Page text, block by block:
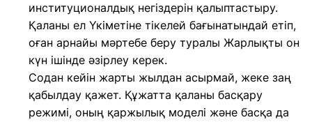
институционалдық негіздерін қалыптастыру.
Қаланы ел Үкіметіне тікелей бағынатындай етіп,
оған арнайы мәртебе беру туралы Жарлықты он
күн ішінде әзірлеу керек.
Содан кейін жарты жылдан асырмай, жеке заң
қабылдау қажет. Құжатта қаланы басқару
режимі, оның қаржылық моделі және басқа да